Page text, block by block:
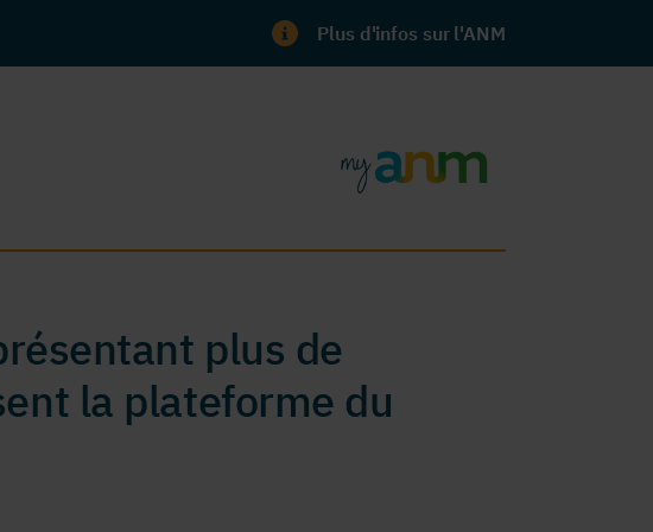
Plus d'infos sur l'ANM
plus de
la plateforme du